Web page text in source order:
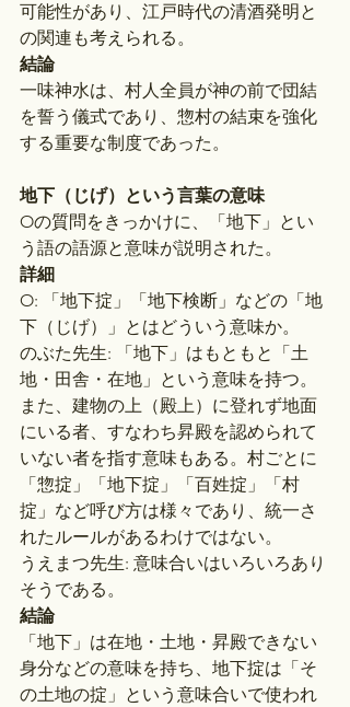
可能性があり、江戸時代の清酒発明と
の関連も考えられる。
結論
一味神水は、村人全員が神の前で団結
を誓う儀式であり、惣村の結束を強化
する重要な制度であった。
地下（じげ）という言葉の意味
Oの質問をきっかけに、「地下」とい
う語の語源と意味が説明された。
詳細
O: 「地下掟」「地下検断」などの「地
下（じげ）」とはどういう意味か。
のぶた先生: 「地下」はもともと「土
地・田舎・在地」という意味を持つ。
また、建物の上（殿上）に登れず地面
にいる者、すなわち昇殿を認められて
いない者を指す意味もある。村ごとに
「惣掟」「地下掟」「百姓掟」「村
掟」など呼び方は様々であり、統一さ
れたルールがあるわけではない。
うえまつ先生: 意味合いはいろいろあり
そうである。
結論
「地下」は在地・土地・昇殿できない
身分などの意味を持ち、地下掟は「そ
の土地の掟」という意味合いで使われ